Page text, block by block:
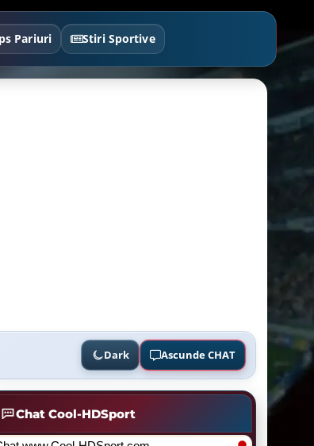
Pariuri Stiri Sportive
Dark Ascunde CHAT
Chat Cool-HDSport